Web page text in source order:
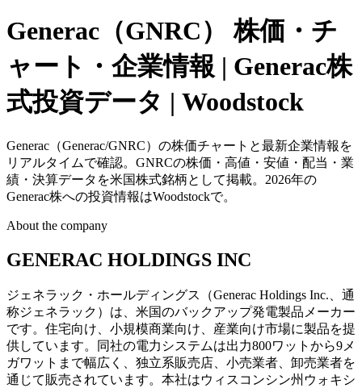
Generac（GNRC）
株価・チ
ャート・企業情報 | Generac株
式投資データ | Woodstock
Generac（Generac/GNRC）の株価チャートと最新企業情報を
リアルタイムで確認。GNRCの株価・高値・安値・配当・業
績・決算データを米国株式銘柄として掲載。2026年の
Generac株への投資情報はWoodstockで。
About the company
GENERAC HOLDINGS INC
ジェネラック・ホールディングス（Generac Holdings Inc.、通
称ジェネラック）は、米国のバックアップ発電製品メーカー
です。住宅向け、小規模商業向け、産業向け市場に製品を提
供しています。同社の電力システムは出力800ワットから9メ
ガワットまで幅広く、独立系販売店、小売業者、卸売業者を
通じて販売されています。本社はウィスコンシン州ウォキシ